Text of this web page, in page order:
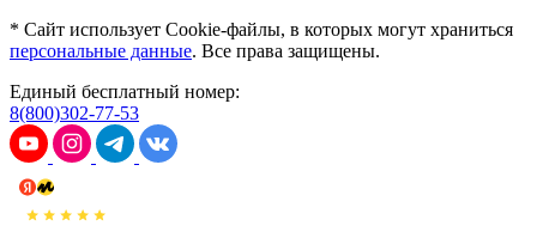
* Сайт использует Cookie-файлы, в которых могут храниться
персональные данные. Все права защищены.
Единый бесплатный номер:
8(800)302-77-53